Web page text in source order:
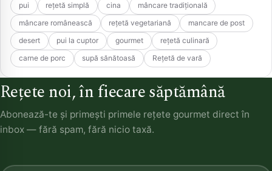
pui
rețetă simplă cina
mâncare tradițională
mâncare românească
rețetă vegetariană
mancare de post
desert
pui la cuptor gourmet
rețetă culinară
carne de porc
supă sănătoasă Rețetă de vară
Rețete noi, în fiecare săptămână
Abonează-te și primești primele rețete gourmet direct în
inbox — fără spam, fără nicio taxă.